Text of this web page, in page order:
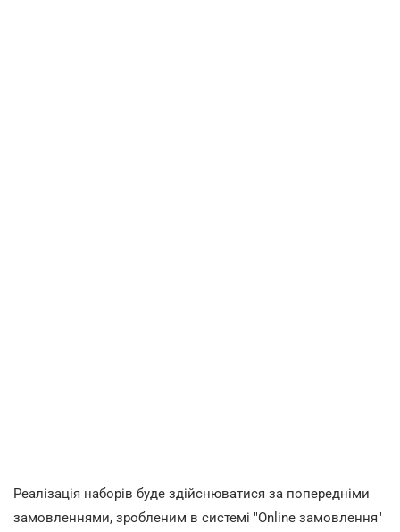
Реалізація наборів буде здійснюватися за попередніми
замовленнями, зробленим в системі "Оnline замовлення"